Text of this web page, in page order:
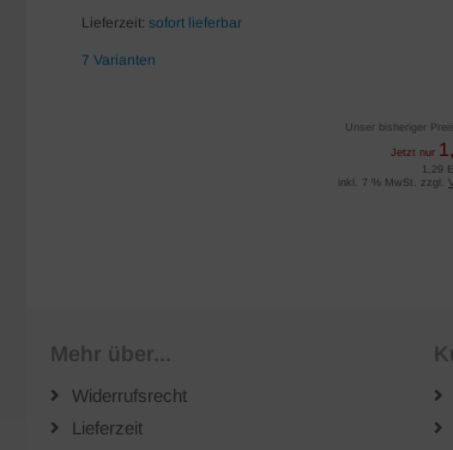
Lieferzeit: sofort lieferbar
7 Varianten
Unser bisheriger Preis
Jetzt nur
1,29
inkl. 7 % MwSt. zzgl.
Mehr über...
Widerrufsrecht
Lieferzeit